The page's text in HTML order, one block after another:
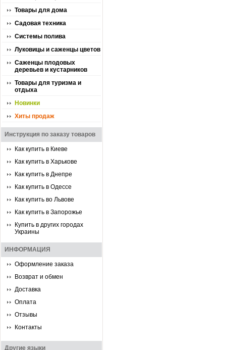
Товары для дома
Садовая техника
Системы полива
Луковицы и саженцы цветов
Саженцы плодовых
деревьев и кустарников
Товары для туризма и
отдыха
Новинки
Хиты продаж
Инструкция по заказу товаров
Как купить в Киеве
Как купить в Харькове
Как купить в Днепре
Как купить в Одессе
Как купить во Львове
Как купить в Запорожье
Купить в других городах
Украины
ИНФОРМАЦИЯ
Оформление заказа
Возврат и обмен
Доставка
Оплата
Отзывы
Контакты
Другие языки